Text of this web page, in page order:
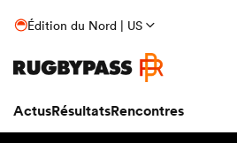
Édition du Nord | US
ActusRésultatsRencontres